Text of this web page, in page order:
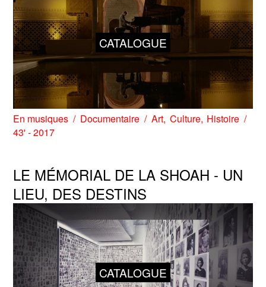
CATALOGUE
En musiques Documentaire Art Culture Histoire
43' - 2017
LE MÉMORIAL DE LA SHOAH - UN
LIEU, DES DESTINS
CATALOGUE